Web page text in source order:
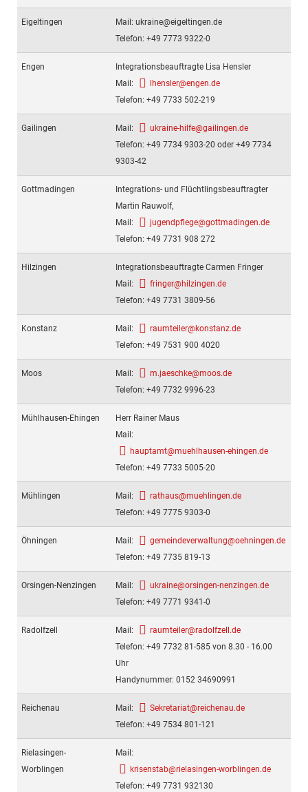
Eigeltingen
Mail: ukraine@eigeltingen.de
Telefon: +49 7773 9322-0
Engen
Integrationsbeauftragte Lisa Hensler
Mail:
lhensler@engen.de
Telefon: +49 7733 502-219
Gailingen Mail:
ukraine-hilfe@gailingen.de
Telefon: +49 7734 9303-20 oder +49 7734
9303-42
Gottmadingen
Integrations- und Flüchtlingsbeauftragter
Martin Rauwolf,
Mail:
jugendpflege@gottmadingen.de
Telefon: +49 7731 908 272
Hilzingen
Integrationsbeauftragte Carmen Fringer
Mail:
fringer@hilzingen.de
Telefon: +49 7731 3809-56
Konstanz Mail:
raumteiler@konstanz.de
Telefon: +49 7531 900 4020
Moos Mail:
m.jaeschke@moos.de
Telefon: +49 7732 9996-23
Mühlhausen-Ehingen
Herr Rainer Maus
Mail:
hauptamt@muehlhausen-ehingen.de
Telefon: +49 7733 5005-20
Mühlingen Mail:
rathaus@muehlingen.de
Telefon: +49 7775 9303-0
Öhningen Mail:
gemeindeverwaltung@oehningen.de
Telefon: +49 7735 819-13
Orsingen-Nenzingen Mail:
ukraine@orsingen-nenzingen.de
Telefon: +49 7771 9341-0
Radolfzell Mail:
raumteiler@radolfzell.de
Telefon: +49 7732 81-585 von 8.30 - 16.00
Uhr
Handynummer: 0152 34690991
Reichenau Mail:
Sekretariat@reichenau.de
Telefon: +49 7534 801-121
Rielasingen-
Worblingen
Mail:
krisenstab@rielasingen-worblingen.de
Telefon: +49 7731 932130